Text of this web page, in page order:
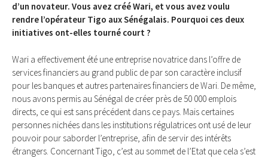
d’un novateur. Vous avez créé Wari, et vous avez voulu
rendre l’opérateur Tigo aux Sénégalais. Pourquoi ces deux
initiatives ont-elles tourné court ?
Wari a effectivement été une entreprise novatrice dans l’offre de
services financiers au grand public de par son caractère inclusif
pour les banques et autres partenaires financiers de Wari. De même,
nous avons permis au Sénégal de créer près de 50 000 emplois
directs, ce qui est sans précédent dans ce pays. Mais certaines
personnes nichées dans les institutions régulatrices ont usé de leur
pouvoir pour saborder l’entreprise, afin de servir des intérêts
étrangers. Concernant Tigo, c’est au sommet de l’Etat que cela s’est